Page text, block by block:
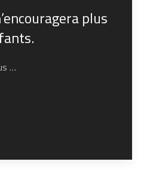
plus
…